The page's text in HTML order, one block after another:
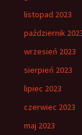
listopad 2023
październik
wrzesień 2023
sierpień 2023
lipiec 2023
czerwiec 2023
maj 2023